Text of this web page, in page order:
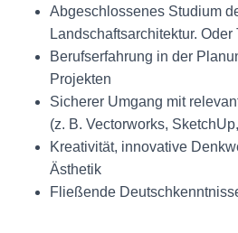
Abgeschlossenes Studium
Landschaftsarchitektur.
Berufserfahrung in der
Projekten
Sicherer Umgang mit
(z. B. Vectorworks,
Kreativität, innovative
Ästhetik
Fließende